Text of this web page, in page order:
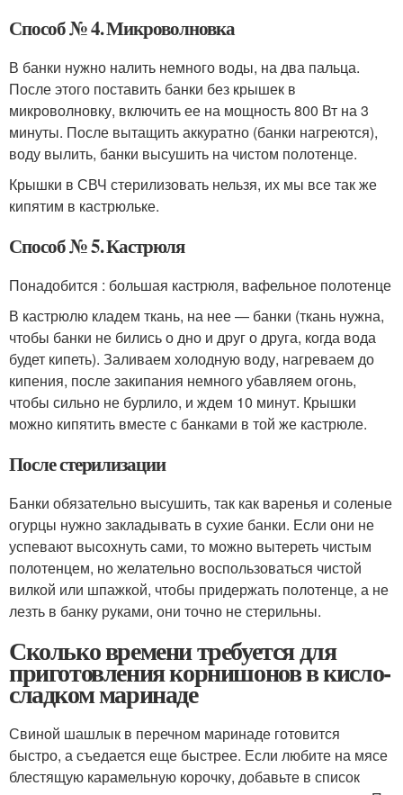
Способ № 4. Микроволновка
В банки нужно налить немного воды, на два пальца.
После этого поставить банки без крышек в
микроволновку, включить ее на мощность 800 Вт на 3
минуты. После вытащить аккуратно (банки нагреются),
воду вылить, банки высушить на чистом полотенце.
Крышки в СВЧ стерилизовать нельзя, их мы все так же
кипятим в кастрюльке.
Способ № 5. Кастрюля
Понадобится : большая кастрюля, вафельное полотенце
В кастрюлю кладем ткань, на нее — банки (ткань нужна,
чтобы банки не бились о дно и друг о друга, когда вода
будет кипеть). Заливаем холодную воду, нагреваем до
кипения, после закипания немного убавляем огонь,
чтобы сильно не бурлило, и ждем 10 минут. Крышки
можно кипятить вместе с банками в той же кастрюле.
После стерилизации
Банки обязательно высушить, так как варенья и соленые
огурцы нужно закладывать в сухие банки. Если они не
успевают высохнуть сами, то можно вытереть чистым
полотенцем, но желательно воспользоваться чистой
вилкой или шпажкой, чтобы придержать полотенце, а не
лезть в банку руками, они точно не стерильны.
Сколько времени требуется для
приготовления корнишонов в кисло-
сладком маринаде
Свиной шашлык в перечном маринаде готовится
быстро, а съедается еще быстрее. Если любите на мясе
блестящую карамельную корочку, добавьте в список